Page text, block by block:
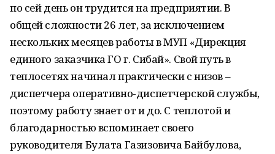
по сей день он трудится на предприятии. В
общей сложности 26 лет, за исключением
нескольких месяцев работы в МУП «Дирекция
единого заказчика ГО г. Сибай». Свой путь в
теплосетях начинал практически с низов –
диспетчера оперативно-диспетчерской службы,
поэтому работу знает от и до. С теплотой и
благодарностью вспоминает своего
руководителя Булата Газизовича Байбулова,